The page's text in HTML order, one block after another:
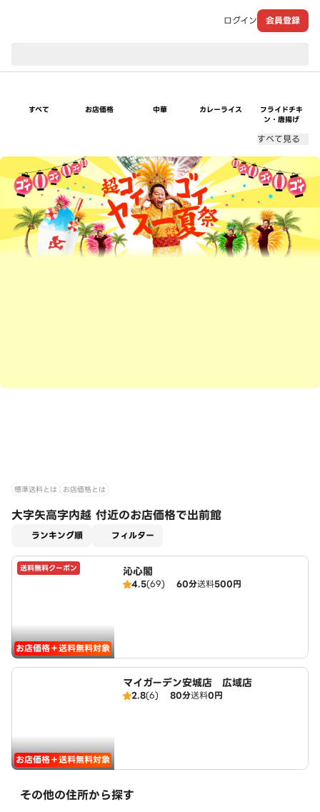
ログイン 会員登録
すべて お店価格 中華 カレーライス
フライドチキ
ン・唐揚げ
すべて見る
超ゴイゴイヤスー夏祭
標準送料とは お店価格とは
大字矢高字内越 付近のお店価格で出前館
ランキング順 フィルター
送料無料クーポン
お店価格＋送料無料対象
沁心閣
4.5(69) 60分送料500円
お店価格＋送料無料対象
マイガーデン安城店 広域店
2.8(6) 80分送料0円
その他の住所から探す